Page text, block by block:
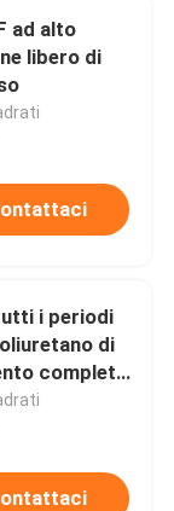
ad alto
libero di
i periodi
di
completo